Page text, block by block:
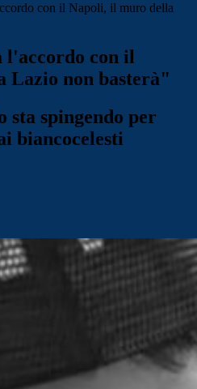
con il Napoli, il muro della
con il
Lazio non basterà"
sta spingendo per
biancocelesti